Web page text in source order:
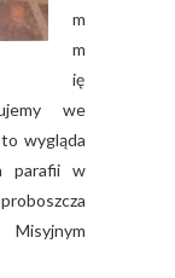
m
m
ię
we
wygląda
parafii w